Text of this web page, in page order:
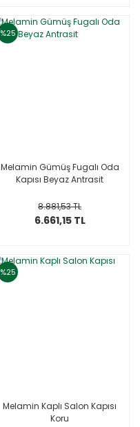
%25
Melamin Gümüş Fugalı Oda
Kapısı Beyaz Antrasit
8.881,53 TL
6.661,15 TL
%25
Melamin Kaplı Salon Kapısı
Koru